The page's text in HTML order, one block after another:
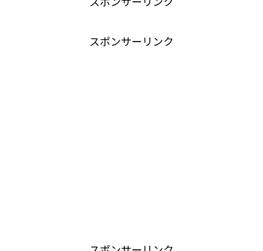
スポンサーリンク